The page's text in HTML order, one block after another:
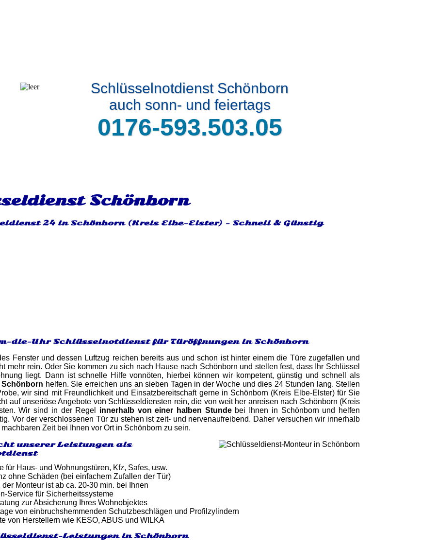
Schlüsselnotdienst Schönborn
auch sonn- und feiertags
0176-593.503.05
Schönborn
24 in Schönborn (Kreis Elbe-Elster) - Schnell & Günstig
die-Uhr Schlüsselnotdienst für Türöffnungen in Schönborn
Fenster und dessen Luftzug reichen bereits aus und schon ist hinter einem die Türe zugefallen und
mehr rein. Oder Sie kommen zu sich nach Hause nach Schönborn und stellen fest, dass Ihr Schlüssel
liegt. Dann ist schnelle Hilfe vonnöten, hierbei können wir kompetent, günstig und schnell als
helfen. Sie erreichen uns an sieben Tagen in der Woche und dies 24 Stunden lang. Stellen
wir sind mit Freundlichkeit und Einsatzbereitschaft gerne in Schönborn (Kreis Elbe-Elster) für Sie
auf unseriöse Angebote von Schlüsseldiensten rein, die von weit her anreisen nach Schönborn (Kreis
Wir sind in der Regel innerhalb von einer halben Stundebei Ihnen in Schönborn und helfen
Vor der verschlossenen Tür zu stehen ist zeit- und nervenaufreibend. Daher versuchen wir innerhalb
Zeit bei Ihnen vor Ort in Schönborn zu sein.
unserer Leistungen als
für Haus- und Wohnungstüren, Kfz, Safes, usw.
ohne Schäden (bei einfachem Zufallen der Tür)
Monteur ist ab ca. 20-30 min. bei Ihnen
Service für Sicherheitssysteme
zur Absicherung Ihres Wohnobjektes
von einbruchshemmenden Schutzbeschlägen und Profilzylindern
von Herstellern wie KESO, ABUS und WILKA
Leistungen in Schönborn